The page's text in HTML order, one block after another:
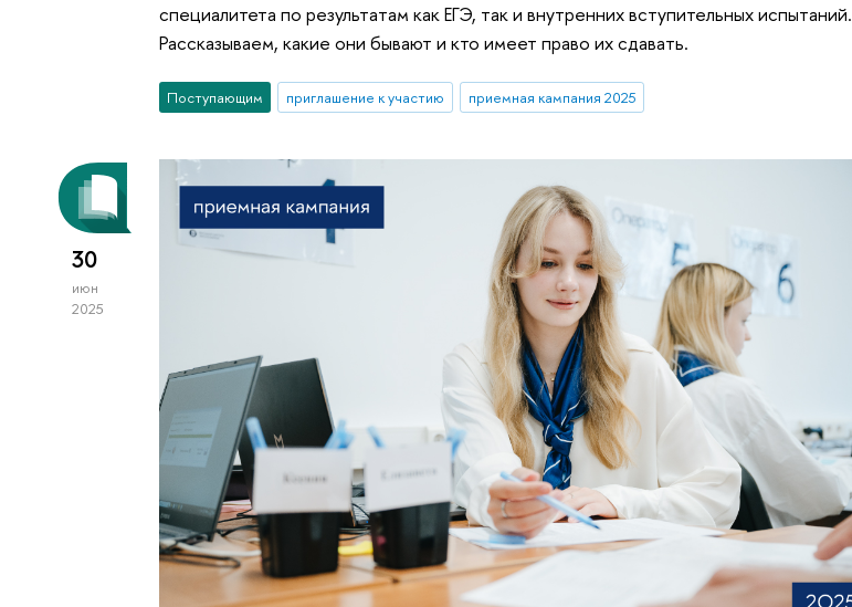
специалитета по результатам как ЕГЭ, так и внутренних вступительных испытаний.
Рассказываем, какие они бывают и кто имеет право их сдавать.
Поступающим приглашение к участию приемная кампания 2025
30
июн
2025